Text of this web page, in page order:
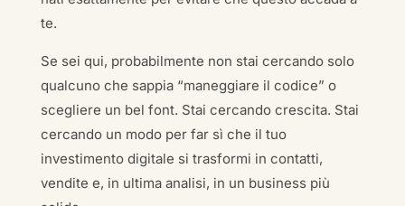
te.
Se sei qui, probabilmente non stai cercando solo
qualcuno che sappia “maneggiare il codice” o
scegliere un bel font. Stai cercando crescita. Stai
cercando un modo per far sì che il tuo
investimento digitale si trasformi in contatti,
vendite e, in ultima analisi, in un business più